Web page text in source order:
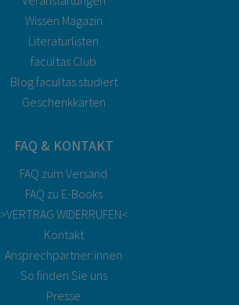
Wissen Magazin
Literaturlisten
facultas Club
Blog facultas.studiert
Geschenkkarten
FAQ & KONTAKT
FAQ zum Versand
FAQ zu E-Books
>VERTRAG WIDERRUFEN<
Kontakt
Ansprechpartner:innen
So finden Sie uns
Presse